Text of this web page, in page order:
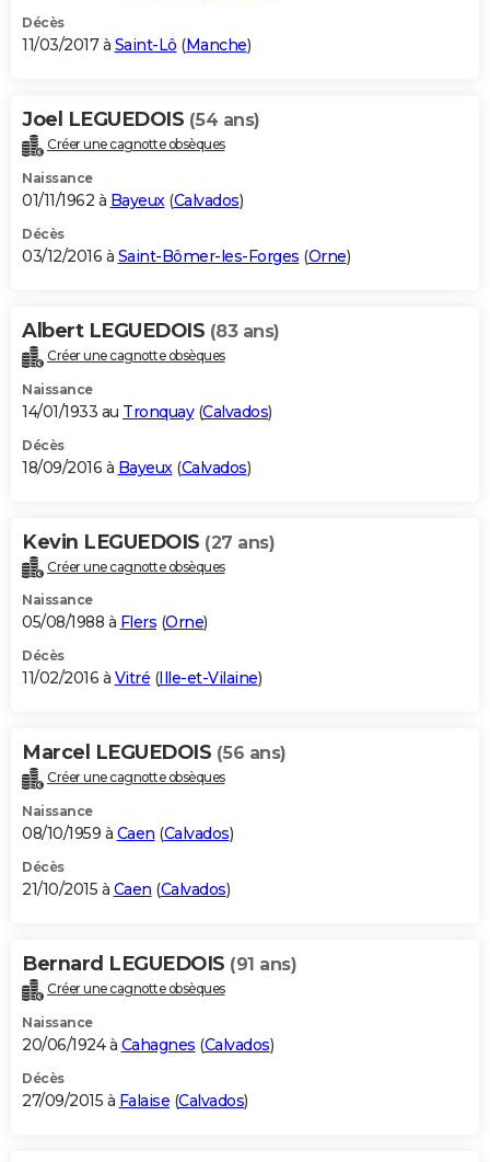
Décès
11/03/2017 à Saint-Lô (Manche)
Joel LEGUEDOIS (54 ans)
Créer une cagnotte obsèques
Naissance
01/11/1962 à Bayeux(Calvados)
Décès
03/12/2016 à Saint-Bômer-les-Forges (Orne)
Albert LEGUEDOIS (83 ans)
Créer une cagnotte obsèques
Naissance
14/01/1933 au Tronquay(Calvados)
Décès
18/09/2016 à Bayeux (Calvados)
Kevin LEGUEDOIS (27 ans)
Créer une cagnotte obsèques
Naissance
05/08/1988 à Flers (Orne)
Décès
11/02/2016 à Vitré (Ille-et-Vilaine)
Marcel LEGUEDOIS (56 ans)
Créer une cagnotte obsèques
Naissance
08/10/1959 à Caen (Calvados)
Décès
21/10/2015 à Caen (Calvados)
Bernard LEGUEDOIS (91 ans)
Créer une cagnotte obsèques
Naissance
20/06/1924 à Cahagnes (Calvados)
Décès
27/09/2015 à Falaise (Calvados)